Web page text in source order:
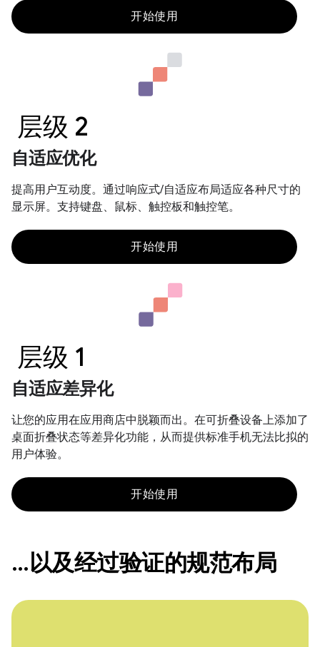
开始使用
层级 2
自适应优化
提高用户互动度。通过响应式/自适应布局适应各种尺寸的
显示屏。支持键盘、鼠标、触控板和触控笔。
开始使用
层级 1
自适应差异化
让您的应用在应用商店中脱颖而出。在可折叠设备上添加了
桌面折叠状态等差异化功能，从而提供标准手机无法比拟的
用户体验。
开始使用
…以及经过验证的规范布局